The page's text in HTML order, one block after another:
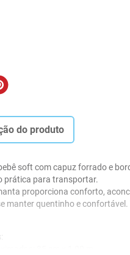
do produto
soft com capuz forrado e
prática para transportar.
proporciona conforto,
manter quentinho e